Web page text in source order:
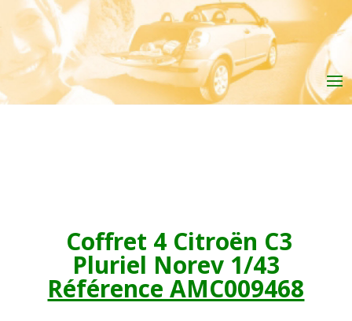
Coffret 4 Citroën C3
Pluriel Norev 1/43
Référence AMC009468